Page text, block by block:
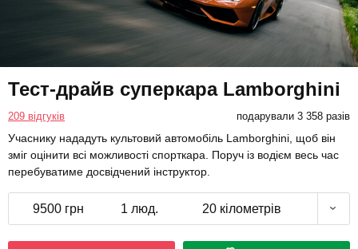
Тест-драйв суперкара Lamborghini
209 відгуків подарували 3 358 разів
Учаснику нададуть культовий автомобіль Lamborghini, щоб він
зміг оцінити всі можливості спорткара. Поруч із водієм весь час
перебуватиме досвідчений інструктор.
9500 грн 1 люд. 20 кілометрів